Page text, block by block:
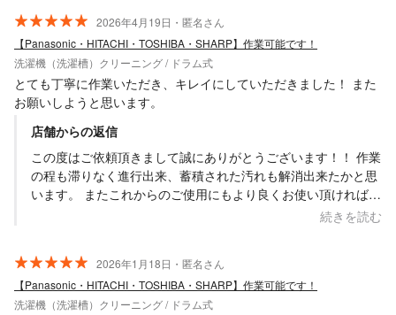
ミングで諸々のメニューも踏まえお声掛け・ご依頼頂ければと
思いますので、 その際には何卒よろしくお願い致します。
Saskene 齋藤一貴
2026年4月19日・匿名さん
【Panasonic・HITACHI・TOSHIBA・SHARP】作業可能です！
洗濯機（洗濯槽）クリーニング / ドラム式
とても丁寧に作業いただき、キレイにしていただきました！ また
お願いしようと思います。
店舗からの返信
この度はご依頼頂きまして誠にありがとうございます！！ 作業
の程も滞りなく進行出来、蓄積された汚れも解消出来たかと思
います。 またこれからのご使用にもより良くお使い頂ければ幸
いでございます。 はい、また作業が必要とされたタイミングで
続きを読む
2026年1月18日・匿名さん
【Panasonic・HITACHI・TOSHIBA・SHARP】作業可能です！
洗濯機（洗濯槽）クリーニング / ドラム式